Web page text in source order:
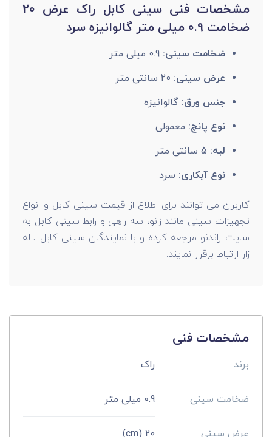
مشخصات فنی سینی کابل راک عرض 20
ضخامت 0.9 میلی متر گالوانیزه سرد
ضخامت سینی: 0.9 میلی متر
عرض سینی:
جنس ورق:گالوانیزه
نوع پانچ: معمولی
لبه:
نوع آبکاری: سرد
کاربران می توانند برای اطلاع از قیمت سینی کابل و انواع
تجهیزات سینی مانند زانو، سه راهی و رابط سینی کابل به
سایت راندنو مراجعه کرده و با نمایندگان سینی کابل لاله
زار ارتباط برقرار نمایند.
مشخصات فنی
برند راک
ضخامت سینی 0.9 میلی متر
عرض سینی 20 (cm)